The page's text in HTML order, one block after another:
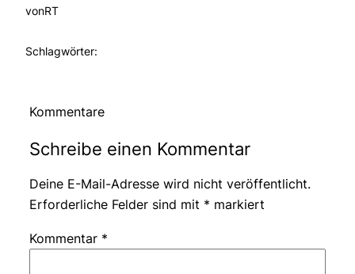
vonRT
Schlagwörter:
Kommentare
Schreibe einen Kommentar
Deine E-Mail-Adresse wird nicht veröffentlicht.
Erforderliche Felder sind mit * markiert
Kommentar *